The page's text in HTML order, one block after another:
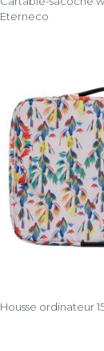
Eterneco
Housse ordinateur